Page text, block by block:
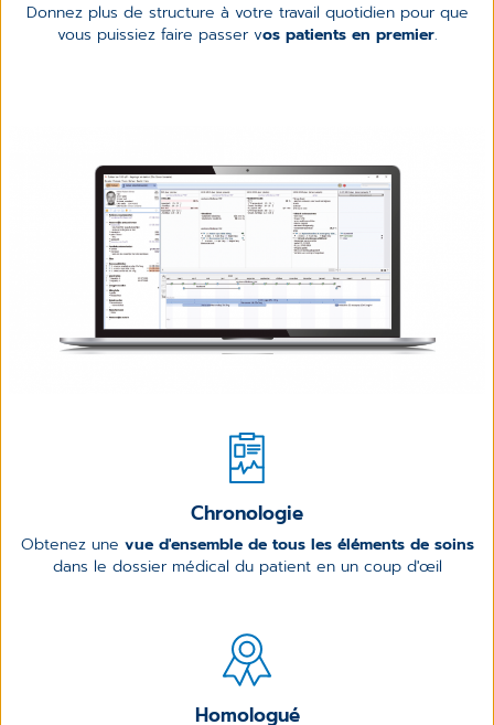
Donnez plus de structure à votre travail quotidien pour que
vous puissiez faire passer vos patients en premier.
Chronologie
Obtenez une vue d'ensemble de tous les éléments de soins
dans le dossier médical du patient en un coup d'œil
Homologué